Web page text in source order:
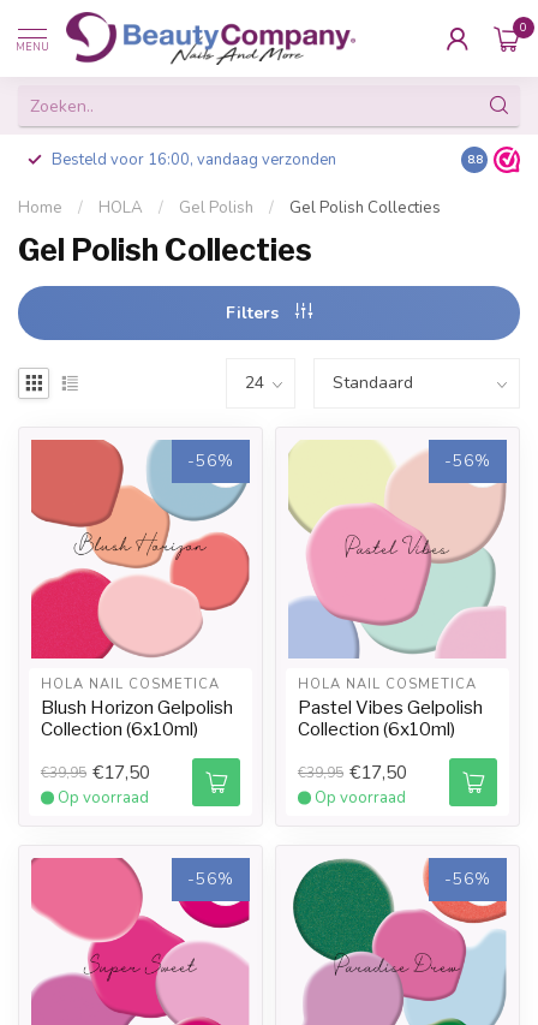
MENU
0
Besteld voor 16:00, vandaag verzonden 8.8
Home / HOLA / Gel Polish / Gel Polish Collecties
Gel Polish Collecties
Filters
-56%
HOLA NAIL COSMETICA
Blush Horizon Gelpolish
Collection (6x10ml)
€39,95 €17,50
Op voorraad
-56%
HOLA NAIL COSMETICA
Pastel Vibes Gelpolish
Collection (6x10ml)
€39,95 €17,50
Op voorraad
-56% -56%